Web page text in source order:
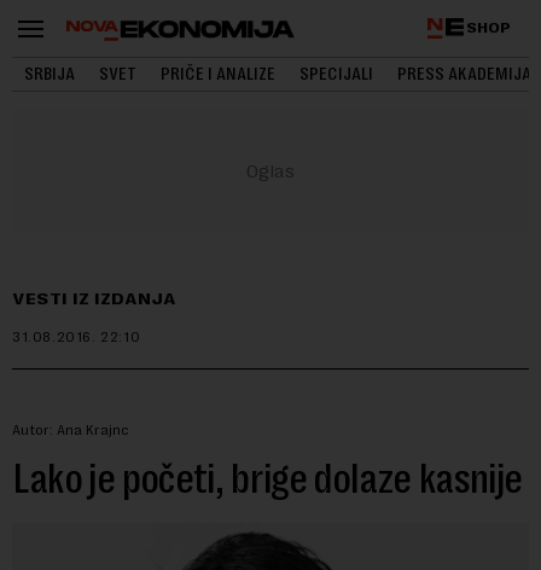
SHOP
SRBIJA SVET PRIČE I ANALIZE SPECIJALI PRESS AKADEMIJA
VESTI IZ IZDANJA
31.08.2016. 22:10
Autor: Ana Krajnc
Lako je početi, brige dolaze kasnije